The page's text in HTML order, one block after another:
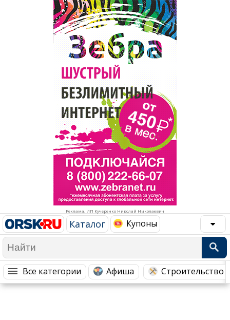
Реклама. ИП Кучеренко Николай Николаевич
Каталог Купоны
Все категории Афиша Строительство
Рестораны, кафе, бары
Развлечения и отдых
Спорт Фитнес
Недвижимость
Красота Косметология
Медицина Здоровье
Гостиницы
Торговля
Бизнес и финансы
Юристы, Экспертиза, Страхование
Ремонт
Социальные организации
Это интересно
Администрация
Промышленность
Городское хозяйство
Популярное →